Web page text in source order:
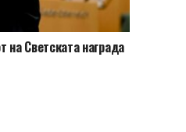
на Светската награда